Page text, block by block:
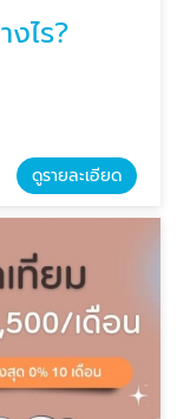
ไร?
ดูรายละเอียด